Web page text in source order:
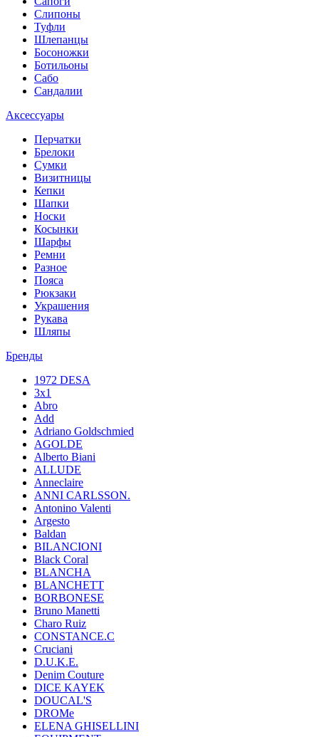
Слипоны
Туфли
Шлепанцы
Босоножки
Ботильоны
Сабо
Сандалии
Аксессуары
Перчатки
Брелоки
Сумки
Визитницы
Кепки
Шапки
Носки
Косынки
Шарфы
Ремни
Разное
Пояса
Рюкзаки
Украшения
Рукава
Шляпы
Бренды
1972 DESA
3x1
Abro
Add
Adriano Goldschmied
AGOLDE
Alberto Biani
ALLUDE
Anneclaire
ANNI CARLSSON.
Antonino Valenti
Argesto
Baldan
BILANCIONI
Black Coral
BLANCHA
BLANCHETT
BORBONESE
Bruno Manetti
Charo Ruiz
CONSTANCE.C
Cruciani
D.U.K.E.
Denim Couture
DICE KAYEK
DOUCAL'S
DROMe
ELENA GHISELLINI